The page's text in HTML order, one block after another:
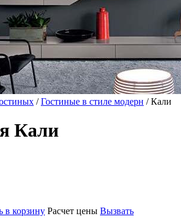
/Гостиные в стиле модерн / Кали
Кали
в корзину Расчет цены Вызвать